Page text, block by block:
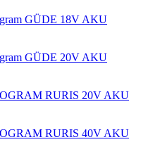
GÜDE 18V AKU
GÜDE 20V AKU
RURIS 20V AKU
RURIS 40V AKU